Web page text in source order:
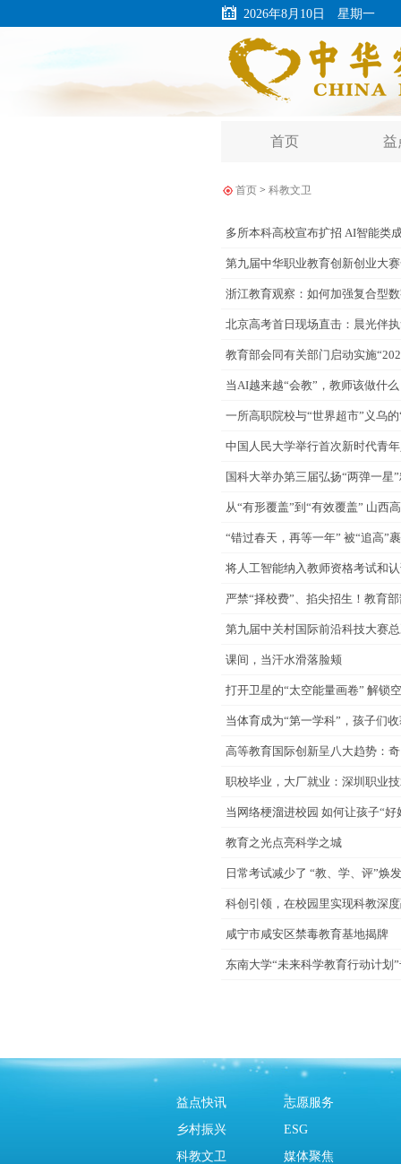
2026年8月10日 星期一
首页 益
首页> 科教文卫
多所本科高校宣布扩招 AI智能类
第九届中华职业教育创新创业大
浙江教育观察：如何加强复合型
北京高考首日现场直击：晨光伴
教育部会同有关部门启动实施
当AI越来越“会教”，教师该做什么
一所高职院校与“世界超市”义乌
中国人民大学举行首次新时代青
国科大举办第三届弘扬“两弹一星
从“有形覆盖”到“有效覆盖” 山西
“错过春天，再等一年” 被“追高”
将人工智能纳入教师资格考试和
严禁“择校费”、掐尖招生！教育
第九届中关村国际前沿科技大赛
课间，当汗水滑落脸颊
打开卫星的“太空能量画卷” 解锁
当体育成为“第一学科”，孩子们
高等教育国际创新呈八大趋势：
职校毕业，大厂就业：深圳职业
当网络梗溜进校园 如何让孩子“好
教育之光点亮科学之城
日常考试减少了 “教、学、评”焕
科创引领，在校园里实现科教深
咸宁市咸安区禁毒教育基地揭牌
东南大学“未来科学教育行动计划
益点快讯
志愿服务
乡村振兴
ESG
科教文卫
媒体聚焦